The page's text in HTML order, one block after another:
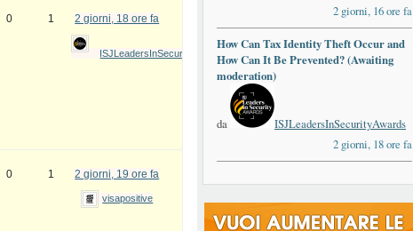
0 1 2 giorni, 18 ore fa
ISJLeadersInSecurityAwards
0 1 2 giorni, 19 ore fa
visapositive
2 giorni, 16 ore fa
How Can Tax Identity Theft Occur and
How Can It Be Prevented? (Awaiting
moderation)
da
ISJLeadersInSecurityAwards
2 giorni, 18 ore fa